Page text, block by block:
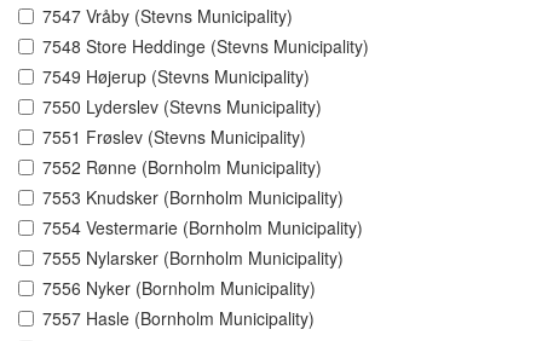
7547 Vråby (Stevns Municipality)
7548 Store Heddinge (Stevns Municipality)
7549 Højerup (Stevns Municipality)
7550 Lyderslev (Stevns Municipality)
7551 Frøslev (Stevns Municipality)
7552 Rønne (Bornholm Municipality)
7553 Knudsker (Bornholm Municipality)
7554 Vestermarie (Bornholm Municipality)
7555 Nylarsker (Bornholm Municipality)
7556 Nyker (Bornholm Municipality)
7557 Hasle (Bornholm Municipality)